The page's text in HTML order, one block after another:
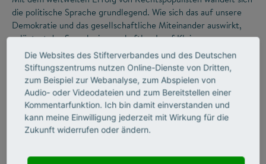
die politische Sprache grundlegend. Wie sich das auf unsere
Demokratie und das gesellschaftliche Miteinander auswirkt,
erläutert der Sprachwissenschaftler Josef Klein.
Die Websites des Stifterverbandes und des Deutschen
Stiftungszentrums nutzen Online-Dienste von Dritten,
zum Beispiel zur Webanalyse, zum Abspielen von
Audio- oder Videodateien und zum Bereitstellen einer
Kommentarfunktion. Ich bin damit einverstanden und
kann meine Einwilligung jederzeit mit Wirkung für die
Zukunft widerrufen oder ändern.